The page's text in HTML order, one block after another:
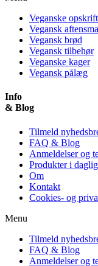
Veganske
Vegansk
Vegansk brød
Vegansk tilbehør
Veganske kager
Vegansk pålæg
Info
& Blog
Tilmeld
FAQ & Blog
Anmeldelser og
Produkter i
Om
Kontakt
Cookies- og
Menu
Tilmeld
FAQ & Blog
Anmeldelser og